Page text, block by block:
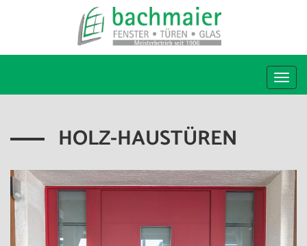
HOLZ-HAUSTÜREN